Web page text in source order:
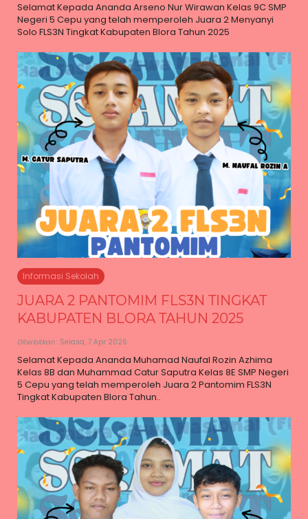
Selamat Kepada Ananda Arseno Nur Wirawan Kelas 9C SMP
Negeri 5 Cepu yang telah memperoleh Juara 2 Menyanyi
Solo FLS3N Tingkat Kabupaten Blora Tahun 2025
Informasi Sekolah
JUARA 2 PANTOMIM FLS3N TINGKAT
KABUPATEN BLORA TAHUN 2025
Diterbitkan: Selasa, 7 Apr 2026
Selamat Kepada Ananda Muhamad Naufal Rozin Azhima
Kelas 8B dan Muhammad Catur Saputra Kelas 8E SMP Negeri
5 Cepu yang telah memperoleh Juara 2 Pantomim FLS3N
Tingkat Kabupaten Blora Tahun..